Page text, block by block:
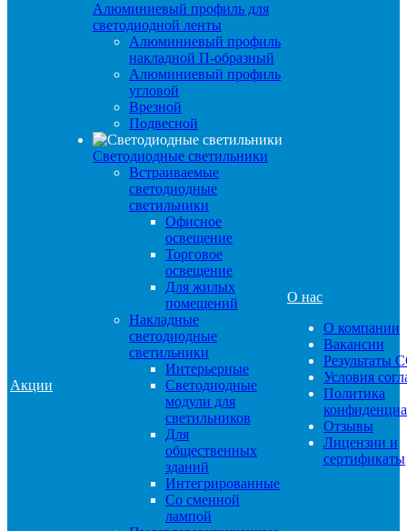
Акции
Алюминиевый профиль для
светодиодной ленты
Алюминиевый профиль
накладной П-образный
Алюминиевый профиль
угловой
Врезной
Подвесной
Светодиодные светильники
Встраиваемые
светодиодные
светильники
Офисное
освещение
Торговое
освещение
Для жилых
помещений
Накладные
светодиодные
светильники
Интерьерные
Светодиодные
модули для
светильников
Для
общественных
зданий
Интегрированные
Со сменной
лампой
О нас
О компании
Вакансии
Результаты
Условия
Политика
Отзывы
Лицензии и
сертификаты